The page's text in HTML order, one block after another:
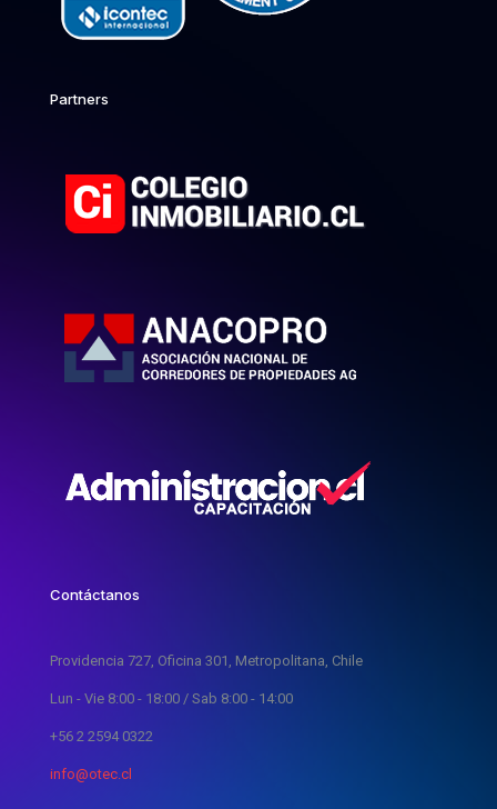
Partners
Contáctanos
Providencia 727, Oficina 301, Metropolitana, Chile
Lun - Vie 8:00 - 18:00 / Sab 8:00 - 14:00
+56 2 2594 0322
info@otec.cl